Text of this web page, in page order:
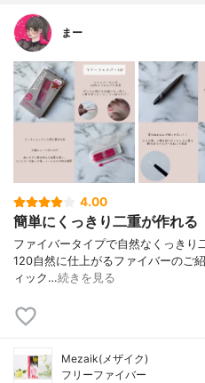
まー
4.00
簡単にくっきり二重が作れる
ファイバータイプで自然なくっきり
120⁡⁡自然に仕上がるファイバーのご
ィック…続きを見る
Mezaik(メザイク)
フリーファイバー